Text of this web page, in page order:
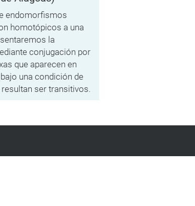
endomorfismos
homotópicos a una
la
conjugación por
que aparecen en
una condición de
ser transitivos.